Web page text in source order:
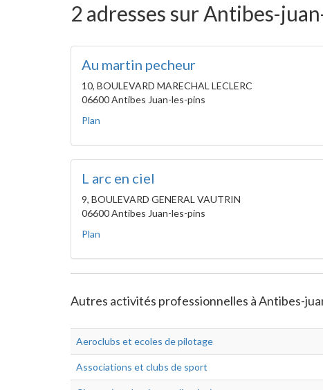
2 adresses sur Antibes-
Au martin pecheur
10, BOULEVARD MARECHAL LECLERC
06600 Antibes Juan-les-pins
Plan
L arc en ciel
9, BOULEVARD GENERAL VAUTRIN
06600 Antibes Juan-les-pins
Plan
Autres activités professionnelles à Antibes-
Aeroclubs et ecoles de pilotage
Associations et clubs de sport